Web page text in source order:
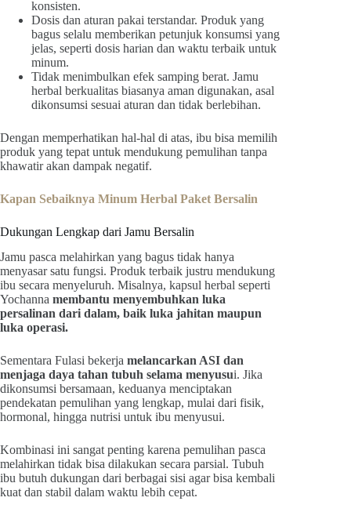
konsisten.
Dosis dan aturan pakai terstandar. Produk yang
bagus selalu memberikan petunjuk konsumsi yang
jelas, seperti dosis harian dan waktu terbaik untuk
minum.
Tidak menimbulkan efek samping berat. Jamu
herbal berkualitas biasanya aman digunakan, asal
dikonsumsi sesuai aturan dan tidak berlebihan.
Dengan memperhatikan hal-hal di atas, ibu bisa memilih
produk yang tepat untuk mendukung pemulihan tanpa
khawatir akan dampak negatif.
Kapan Sebaiknya Minum Herbal Paket Bersalin
Dukungan Lengkap dari Jamu Bersalin
Jamu pasca melahirkan yang bagus tidak hanya
menyasar satu fungsi. Produk terbaik justru mendukung
ibu secara menyeluruh. Misalnya, kapsul herbal seperti
Yochanna membantu menyembuhkan luka
persalinan dari dalam, baik luka jahitan maupun
luka operasi.
Sementara Fulasi bekerja melancarkan ASI dan
menjaga daya tahan tubuh selama menyusui. Jika
dikonsumsi bersamaan, keduanya menciptakan
pendekatan pemulihan yang lengkap, mulai dari fisik,
hormonal, hingga nutrisi untuk ibu menyusui.
Kombinasi ini sangat penting karena pemulihan pasca
melahirkan tidak bisa dilakukan secara parsial. Tubuh
ibu butuh dukungan dari berbagai sisi agar bisa kembali
kuat dan stabil dalam waktu lebih cepat.